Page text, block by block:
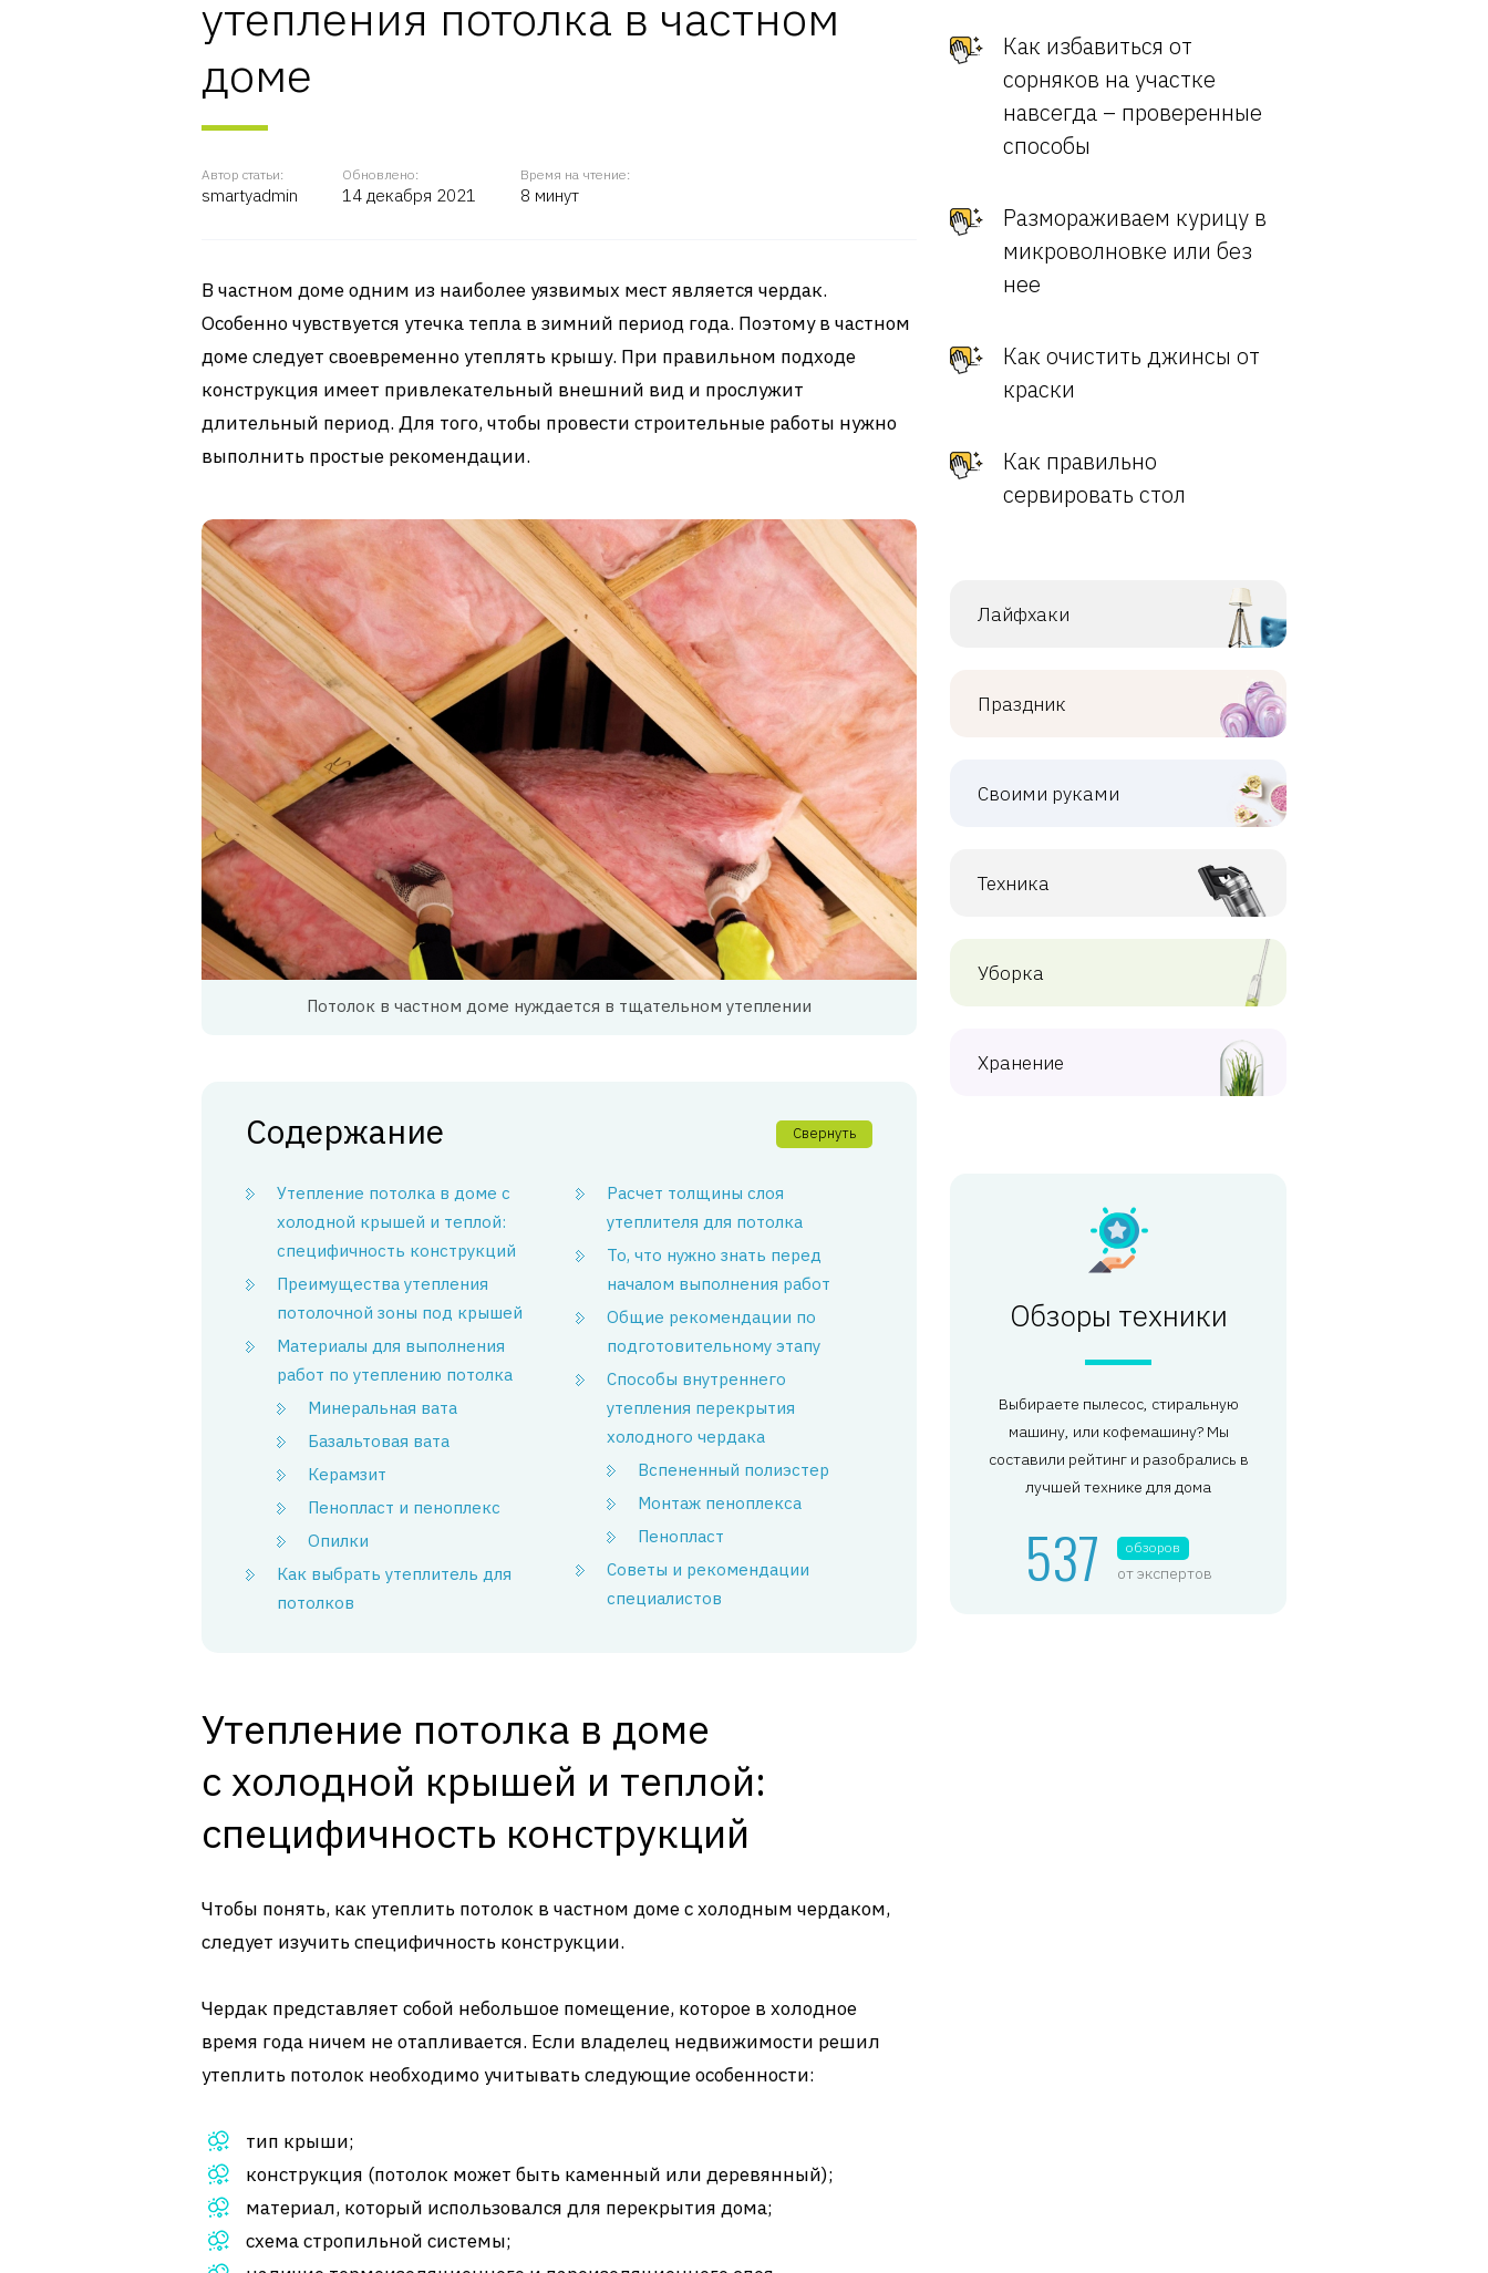
утепления потолка в частном
доме
Автор статьи:
smartyadmin
Обновлено:
14 декабря 2021
Время на чтение:
8 минут
В частном доме одним из наиболее уязвимых мест является чердак.
Особенно чувствуется утечка тепла в зимний период года. Поэтому в частном
доме следует своевременно утеплять крышу. При правильном подходе
конструкция имеет привлекательный внешний вид и прослужит
длительный период. Для того, чтобы провести строительные работы нужно
выполнить простые рекомендации.
Потолок в частном доме нуждается в тщательном утеплении
Содержание Свернуть
Утепление потолка в доме с
холодной крышей и теплой:
специфичность конструкций
Преимущества утепления
потолочной зоны под крышей
Материалы для выполнения
работ по утеплению потолка
Минеральная вата
Базальтовая вата
Керамзит
Пенопласт и пеноплекс
Опилки
Как выбрать утеплитель для
потолков
Расчет толщины слоя
утеплителя для потолка
То, что нужно знать перед
началом выполнения работ
Общие рекомендации по
подготовительному этапу
Способы внутреннего
утепления перекрытия
холодного чердака
Вспененный полиэстер
Монтаж пеноплекса
Пенопласт
Советы и рекомендации
специалистов
Утепление потолка в доме
с холодной крышей и теплой:
специфичность конструкций
Чтобы понять, как утеплить потолок в частном доме с холодным чердаком,
следует изучить специфичность конструкции.
Чердак представляет собой небольшое помещение, которое в холодное
время года ничем не отапливается. Если владелец недвижимости решил
утеплить потолок необходимо учитывать следующие особенности:
тип крыши;
конструкция (потолок может быть каменный или деревянный);
материал, который использовался для перекрытия дома;
схема стропильной системы;
Как избавиться от
сорняков на участке
навсегда – проверенные
способы
Размораживаем курицу в
микроволновке или без
нее
Как очистить джинсы от
краски
Как правильно
сервировать стол
Лайфхаки
Праздник
Своими руками
Техника
Уборка
Хранение
Обзоры техники
Выбираете пылесос, стиральную
машину, или кофемашину? Мы
составили рейтинг и разобрались в
лучшей технике для дома
537 обзоров
от экспертов